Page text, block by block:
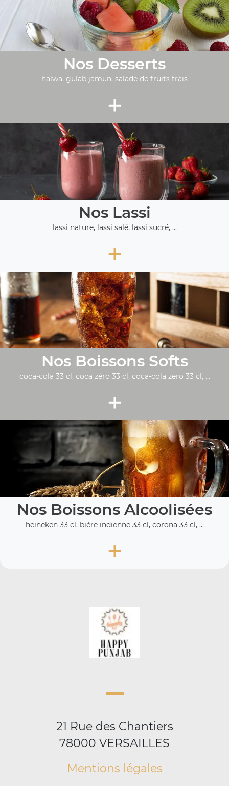
Nos Desserts
halwa, gulab jamun, salade de fruits frais
+
Nos Lassi
lassi nature, lassi salé, lassi sucré, ...
+
Nos Boissons Softs
coca-cola 33 cl, coca zéro 33 cl, coca-cola zero 33 cl, ...
+
Nos Boissons Alcoolisées
heineken 33 cl, bière indienne 33 cl, corona 33 cl, ...
+
21 Rue des Chantiers
78000 VERSAILLES
Mentions légales